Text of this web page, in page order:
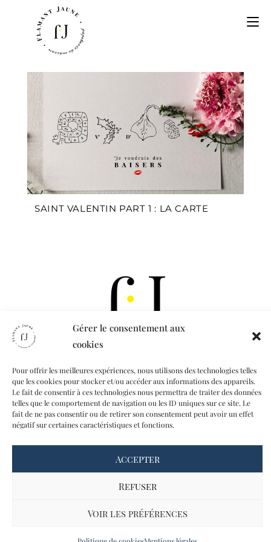
Gérer le consentement aux
cookies
Pour offrir les meilleures expériences, nous utilisons des technologies telles
que les cookies pour stocker et/ou accéder aux informations des appareils.
Le fait de consentir à ces technologies nous permettra de traiter des données
telles que le comportement de navigation ou les ID uniques sur ce site. Le
fait de ne pas consentir ou de retirer son consentement peut avoir un effet
négatif sur certaines caractéristiques et fonctions.
Accepter
Refuser
Voir les préférences
SAINT VALENTIN PART 1 : LA CARTE
A PROPOS
MON COMPTE
© Flamant Jaune 2025 - Tous droits réservés -Mentions légales